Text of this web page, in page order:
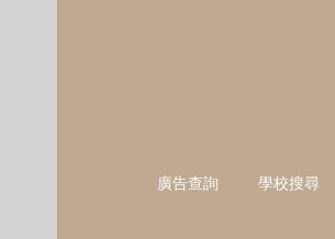
廣告查詢 學校搜尋